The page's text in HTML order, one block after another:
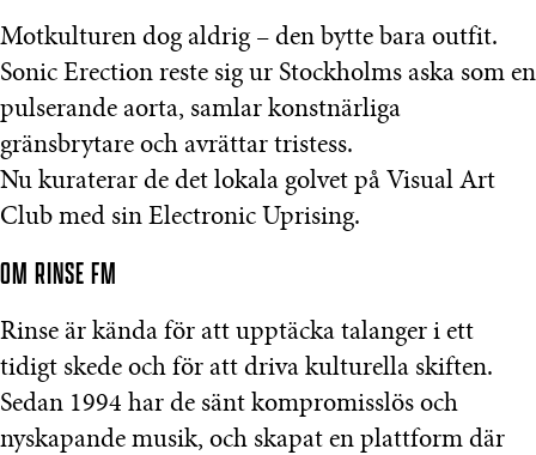
Motkulturen dog aldrig – den bytte bara outfit.
Sonic Erection reste sig ur Stockholms aska som en
pulserande aorta, samlar konstnärliga
gränsbrytare och avrättar tristess.
Nu kuraterar de det lokala golvet på Visual Art
Club med sin Electronic Uprising.
OM RINSE FM
Rinse är kända för att upptäcka talanger i ett
tidigt skede och för att driva kulturella skiften.
Sedan 1994 har de sänt kompromisslös och
nyskapande musik, och skapat en plattform där